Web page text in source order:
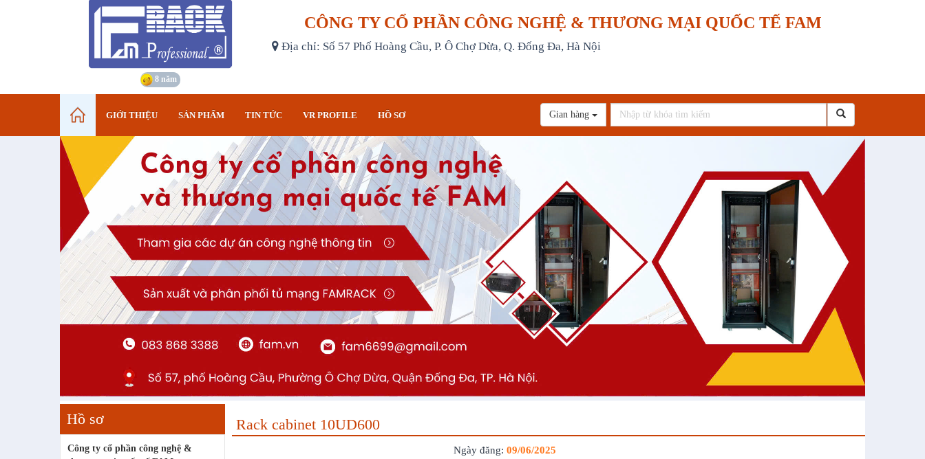
8 năm
CÔNG TY CỔ PHẦN CÔNG NGHỆ & THƯƠNG MẠI QUỐC TẾ FAM
Địa chỉ: Số 57 Phố Hoàng Cầu, P. Ô Chợ Dừa, Q. Đống Đa, Hà Nội
Gian hàng
GIỚI THIỆU SẢN PHẨM TIN TỨC VR PROFILE HỒ SƠ
Hồ sơ
Công ty cổ phần công nghệ &
Rack cabinet 10UD600
Ngày đăng: 09/06/2025